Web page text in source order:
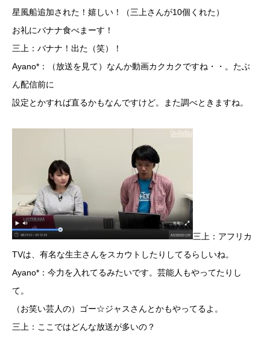
星風船追加された！嬉しい！（三上さんが10個くれた）
お礼にバナナ食べまーす！
三上：バナナ！出た（笑）！
Ayano*：（放送を見て）なんか動画カクカクですね・・。たぶ
ん配信前に
設定とかすれば直るかもなんですけど。また調べときますね。
三上：アフリカ
TVは、有名な生主さんをスカウトしたりしてるらしいね。
Ayano*：今力を入れてるみたいです。芸能人もやってたりし
て。
（お笑い芸人の）ゴー☆ジャスさんとかもやってるよ。
三上：ここではどんな放送が多いの？